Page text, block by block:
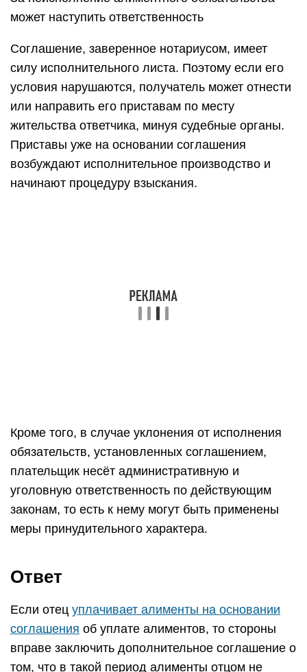
может наступить ответственность
Соглашение, заверенное нотариусом, имеет
силу исполнительного листа. Поэтому если его
условия нарушаются, получатель может отнести
или направить его приставам по месту
жительства ответчика, минуя судебные органы.
Приставы уже на основании соглашения
возбуждают исполнительное производство и
начинают процедуру взыскания.
Кроме того, в случае уклонения от исполнения
обязательств, установленных соглашением,
плательщик несёт административную и
уголовную ответственность по действующим
законам, то есть к нему могут быть применены
меры принудительного характера.
Ответ
Если отец уплачивает алименты на основании
соглашения об уплате алиментов, то стороны
вправе заключить дополнительное соглашение о
том, что в такой период алименты отцом не